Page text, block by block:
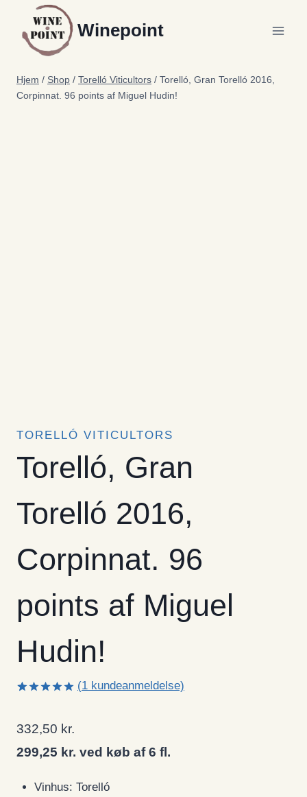
Fortsæt
indhold
Winepoint
Hjem / Shop / Torelló Viticultors / Torelló, Gran Torelló 2016,
Corpinnat. 96 points af Miguel Hudin!
TORELLÓ VITICULTORS
Torelló, Gran
Torelló 2016,
Corpinnat. 96
points af Miguel
Hudin!
ud af 5
baseret på
kundebedømmelse
(1 kundeanmeldelse)
332,50 kr.
299,25 kr. ved køb af 6 fl.
Vinhus: Torelló